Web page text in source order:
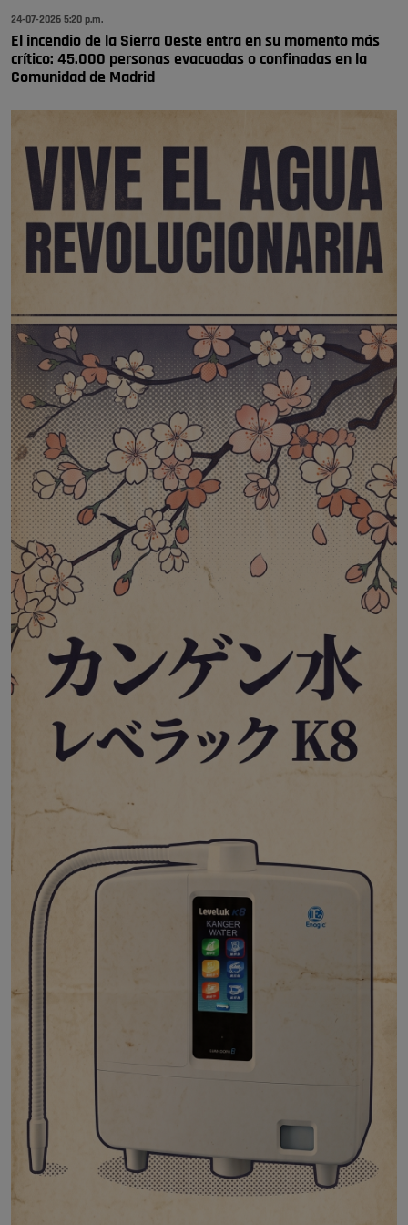
24-07-2026 5:20 p.m.
El incendio de la Sierra Oeste entra en su momento más
crítico: 45.000 personas evacuadas o confinadas en la
Comunidad de Madrid